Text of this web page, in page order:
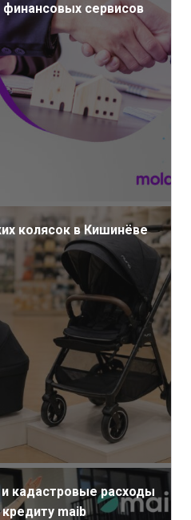
сервисов
колясок в Кишинёве
кадастровые расходы
maib